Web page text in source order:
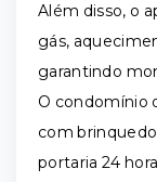
Além disso, o
gás,
garantindo
O condomínio
com
portaria 24